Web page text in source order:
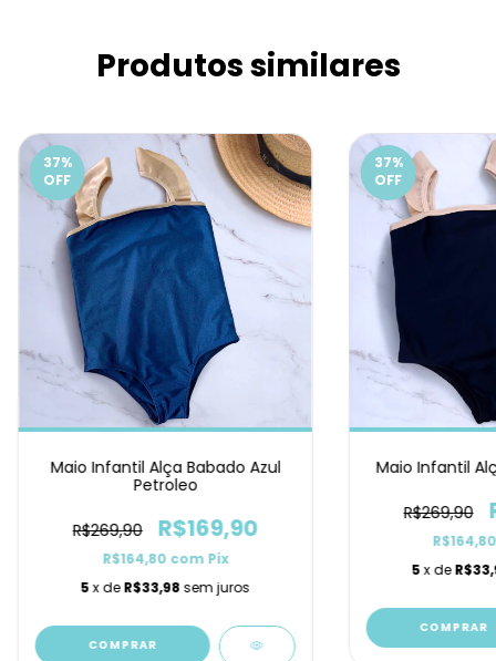
Produtos similares
37%
OFF
Maio Infantil Alça Babado Azul
Petroleo
R$269,90 R$169,90
R$164,80 com Pix
5 x deR$33,98 sem juros
COMPRAR
37%
OFF
Maio Infantil
R$269,90
5 x de
COMPRAR